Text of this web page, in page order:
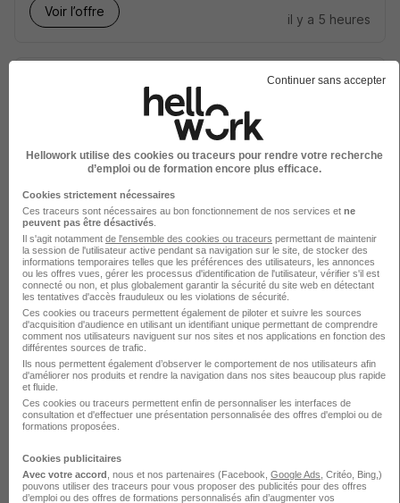
Voir l’offre
il y a 5 heures
Souscripteur Expert - Montpellier H/F
Super recruteur
2 500 - 3 000 € / mois
Voir l’offre
Voir toutes les offres d’emploi pour Souscripteur assurance
Secteurs et entreprises qui recrutent
le plus
1 Banque/Assurance/Finance
94 jobs
Continuer sans accepter
Hellowork utilise des cookies ou traceurs pour rendre votre recherche
d’emploi ou de formation encore plus efficace.
Cookies strictement nécessaires
Ces traceurs sont nécessaires au bon fonctionnement de nos services et ne
peuvent pas être désactivés
Il s'agit notamment de l'ensemble des cookies ou traceurs permettant de maintenir
la session de l'utilisateur active pendant sa navigation sur le site, de stocker des
informations temporaires telles que les préférences des utilisateurs, les annonces
ou les offres vues, gérer les processus d'identification de l'utilisateur, vérifier s'il est
connecté ou non, et plus globalement garantir la sécurité du site web en détectant
les tentatives d'accès frauduleux ou les violations de sécurité.
Ces cookies ou traceurs permettent également de piloter et suivre les sources
d'acquisition d'audience en utilisant un identifiant unique permettant de comprendre
comment nos utilisateurs naviguent sur nos sites et nos applications en fonction des
différentes sources de trafic.
Ils nous permettent également d’observer le comportement de nos utilisateurs afin
d'améliorer nos produits et rendre la navigation dans nos sites beaucoup plus rapide
et fluide.
Ces cookies ou traceurs permettent enfin de personnaliser les interfaces de
consultation et d'effectuer une présentation personnalisée des offres d'emploi ou de
formations proposées.
Cookies publicitaires
Avec votre accord , nous et nos partenaires (Facebook, Google Ads , Critéo, Bing,)
pouvons utiliser des traceurs pour vous proposer des publicités pour des offres
d’emploi ou des offres de formations personnalisés afin d’augmenter vos